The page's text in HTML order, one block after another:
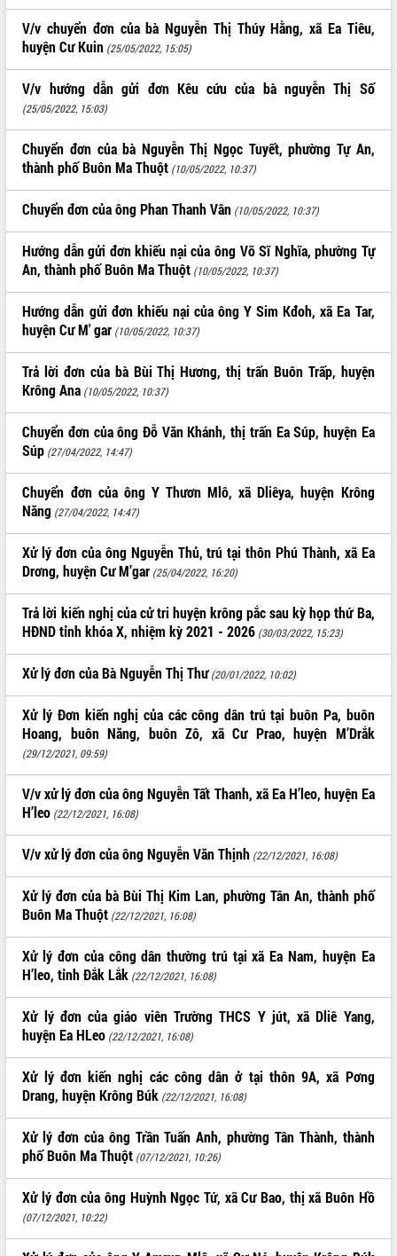
VIDEO
Không có file video nào để phát.
ALBUM ẢNH
LIÊN KẾT WEB
THỐNG KÊ TRUY CẬP
Hôm nay: 8219
Tất cả: 66053542
V/v chuyển đơn của bà Nguyễn Thị Thúy Hằng, xã Ea Tiêu,
huyện Cư Kuin (25/05/2022, 15:05)
V/v hướng dẫn gửi đơn Kêu cứu của bà nguyễn Thị Số
(25/05/2022, 15:03)
Chuyển đơn của bà Nguyễn Thị Ngọc Tuyết, phường Tự An,
thành phố Buôn Ma Thuột (10/05/2022, 10:37)
Chuyển đơn của ông Phan Thanh Vân (10/05/2022, 10:37)
Hướng dẫn gửi đơn khiếu nại của ông Võ Sĩ Nghĩa, phường Tự
An, thành phố Buôn Ma Thuột (10/05/2022, 10:37)
Hướng dẫn gửi đơn khiếu nại của ông Y Sim Kđoh, xã Ea Tar,
huyện Cư M' gar (10/05/2022, 10:37)
Trả lời đơn của bà Bùi Thị Hương, thị trấn Buôn Trấp, huyện
Krông Ana (10/05/2022, 10:37)
Chuyển đơn của ông Đỗ Văn Khánh, thị trấn Ea Súp, huyện Ea
Súp (27/04/2022, 14:47)
Chuyển đơn của ông Y Thươn Mlô, xã Dliêya, huyện Krông
Năng (27/04/2022, 14:47)
Xử lý đơn của ông Nguyễn Thủ, trú tại thôn Phú Thành, xã Ea
Drơng, huyện Cư M’gar (25/04/2022, 16:20)
Trả lời kiến nghị của cử tri huyện krông pắc sau kỳ họp thứ Ba,
HĐND tỉnh khóa X, nhiệm kỳ 2021 - 2026 (30/03/2022, 15:23)
Xử lý đơn của Bà Nguyễn Thị Thư (20/01/2022, 10:02)
Xử lý Đơn kiến nghị của các công dân trú tại buôn Pa, buôn
Hoang, buôn Năng, buôn Zô, xã Cư Prao, huyện M’Drắk
(29/12/2021, 09:59)
V/v xử lý đơn của ông Nguyễn Tất Thanh, xã Ea H’leo, huyện Ea
H’leo (22/12/2021, 16:08)
V/v xử lý đơn của ông Nguyễn Văn Thịnh (22/12/2021, 16:08)
Xử lý đơn của bà Bùi Thị Kim Lan, phường Tân An, thành phố
Buôn Ma Thuột (22/12/2021, 16:08)
Xử lý đơn của công dân thường trú tại xã Ea Nam, huyện Ea
H’leo, tỉnh Đắk Lắk (22/12/2021, 16:08)
Xử lý đơn của giáo viên Trường THCS Y jút, xã Dliê Yang,
huyện Ea HLeo (22/12/2021, 16:08)
Xử lý đơn kiến nghị các công dân ở tại thôn 9A, xã Pơng
Drang, huyện Krông Búk (22/12/2021, 16:08)
Xử lý đơn của ông Trần Tuấn Anh, phường Tân Thành, thành
phố Buôn Ma Thuột (07/12/2021, 10:26)
Xử lý đơn của ông Huỳnh Ngọc Tứ, xã Cư Bao, thị xã Buôn Hồ
(07/12/2021, 10:22)